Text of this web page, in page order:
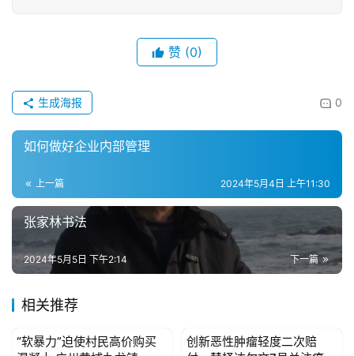
母
婴
子
女
性
时
康
赞 (0)
0
生成海报
如何做好企业内部管理
上一篇 2024年5月4日 上午11:30
张家林书法
下一篇
2024年5月5日 下午2:14
相关推荐
新闻资讯
“软暴力”迫使村民高价购买
新闻资讯
创新恶性肿瘤轻度二次赔